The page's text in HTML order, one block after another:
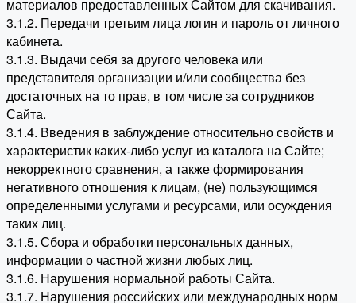
материалов предоставленных Сайтом для скачивания.
3.1.2. Передачи третьим лица логин и пароль от личного
кабинета.
3.1.3. Выдачи себя за другого человека или
представителя организации и/или сообщества без
достаточных на то прав, в том числе за сотрудников
Сайта.
3.1.4. Введения в заблуждение относительно свойств и
характеристик каких-либо услуг из каталога на Сайте;
некорректного сравнения, а также формирования
негативного отношения к лицам, (не) пользующимся
определенными услугами и ресурсами, или осуждения
таких лиц.
3.1.5. Сбора и обработки персональных данных,
информации о частной жизни любых лиц.
3.1.6. Нарушения нормальной работы Сайта.
3.1.7. Нарушения российских или международных норм